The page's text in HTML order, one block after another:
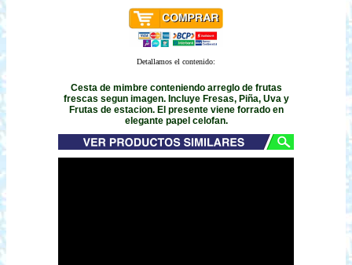
Detallamos el contenido:
Cesta de mimbre conteniendo arreglo de frutas
frescas segun imagen. Incluye Fresas, Piña, Uva y
Frutas de estacion. El presente viene forrado en
elegante papel celofan.